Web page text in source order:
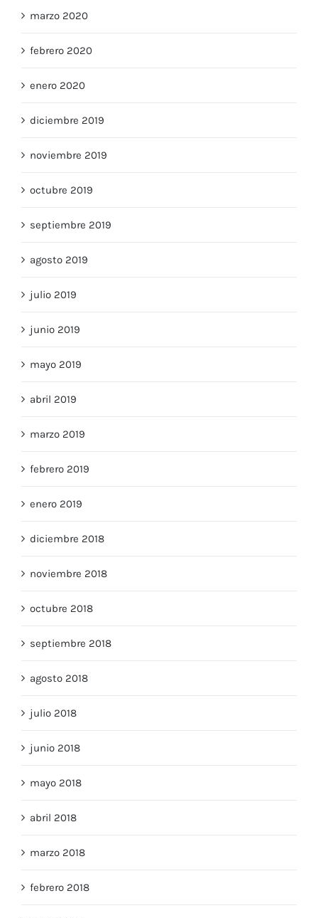
marzo 2020
febrero 2020
enero 2020
diciembre 2019
noviembre 2019
octubre 2019
septiembre 2019
agosto 2019
julio 2019
junio 2019
mayo 2019
abril 2019
marzo 2019
febrero 2019
enero 2019
diciembre 2018
noviembre 2018
octubre 2018
septiembre 2018
agosto 2018
julio 2018
junio 2018
mayo 2018
abril 2018
marzo 2018
febrero 2018